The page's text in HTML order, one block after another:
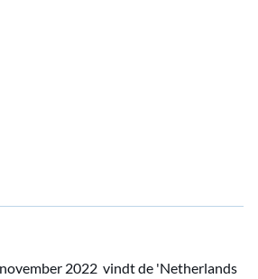
2022 vindt de 'Netherlands